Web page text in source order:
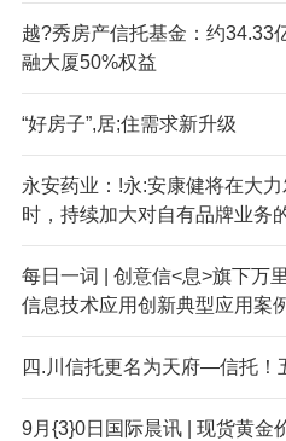
越?秀房产信托基金：约34.33
融大厦50%权益
“好房子”,居;住需求新升级
永安药业：!永:安康健将在大
时，持续加大对自有品牌业务
每日一词 | 创意信<息>旗下万
信息技术应用创新典型应用案
四.川信托更名为天府—信托！
9月{3}0日国际晨讯 | 现货黄金